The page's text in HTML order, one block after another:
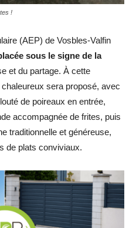
!
(AEP) de Vosbles-Valfin
sous le signe de la
et du partage. À cette
sera proposé, avec
de poireaux en entrée,
accompagnée de frites, puis
traditionnelle et généreuse,
de plats conviviaux.